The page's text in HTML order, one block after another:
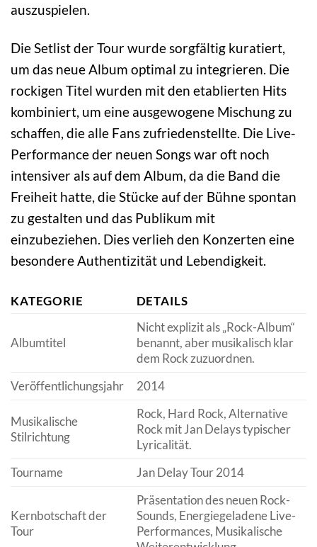
auszuspielen.
Die Setlist der Tour wurde sorgfältig kuratiert,
um das neue Album optimal zu integrieren. Die
rockigen Titel wurden mit den etablierten Hits
kombiniert, um eine ausgewogene Mischung zu
schaffen, die alle Fans zufriedenstellte. Die Live-
Performance der neuen Songs war oft noch
intensiver als auf dem Album, da die Band die
Freiheit hatte, die Stücke auf der Bühne spontan
zu gestalten und das Publikum mit
einzubeziehen. Dies verlieh den Konzerten eine
besondere Authentizität und Lebendigkeit.
KATEGORIE DETAILS
Albumtitel
Nicht explizit als „Rock-Album“
benannt, aber musikalisch klar
dem Rock zuzuordnen.
Veröffentlichungsjahr
2014
Musikalische
Stilrichtung
Rock, Hard Rock, Alternative
Rock mit Jan Delays typischer
Lyricalität.
Tourname
Jan Delay Tour 2014
Kernbotschaft der
Tour
Präsentation des neuen Rock-
Sounds, Energiegeladene Live-
Performances, Musikalische